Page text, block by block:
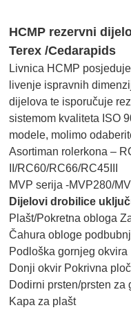
HCMP rezervni
Terex /Cedarapids
Livnica HCMP
livenje ispravnih
dijelova te isporučuje
sistemom kvaliteta ISO
modele, molimo
Asortiman rolerkona –
II/RC60/RC66/RC45III
MVP serija -MVP280/
Dijelovi drobilice
Plašt/Pokretna obloga
Čahura obloge
Podloška gornjeg okvira
Donji okvir Pokrivna
Dodirni prsten/prsten za
Kapa za plašt